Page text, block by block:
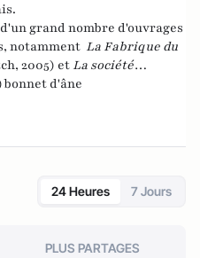
grand nombre d'ouvrages
notamment La Fabrique du
2005) et La société
bonnet d'âne
24 Heures 7 Jours
PLUS PARTAGES